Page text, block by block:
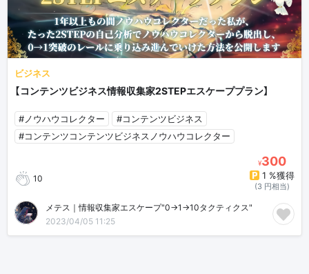
ビジネス
【コンテンツビジネス情報収集家2STEPエスケーププラン】
#ノウハウコレクター
#コンテンツビジネス
#コンテンツコンテンツビジネスノウハウコレクター
10
¥300
1 %獲得
(3 円相当)
メテス｜情報収集家エスケープ"0→1→10タクティクス"
2023/04/05 11:25